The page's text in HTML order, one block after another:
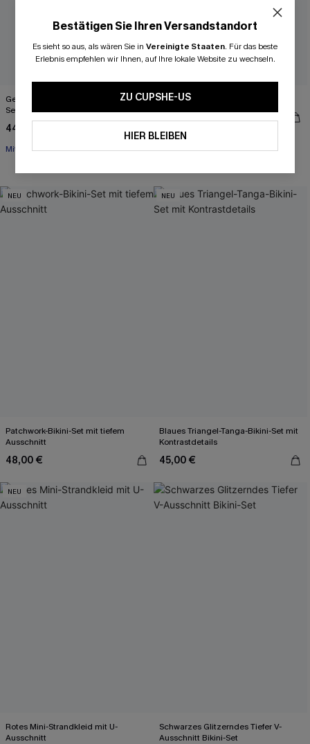
Gestreiftes V-Draht High-Waist Bikini-
Set
44,00 €
Mit Gratis-Maßband
Ärmelloser Romper mit Taillenband
NEU
Patchwork-Bikini-Set mit tiefem
Ausschnitt
48,00 €
NEU
Blaues Triangel-Tanga-Bikini-Set mit
Kontrastdetails
45,00 €
NEU
Rotes Mini-Strandkleid mit U-
Ausschnitt
Schwarzes Glitzerndes Tiefer V-
Ausschnitt Bikini-Set
Bestätigen Sie Ihren Versandstandort
Es sieht so aus, als wären Sie in Vereinigte Staaten. Für das beste
Erlebnis empfehlen wir Ihnen, auf Ihre lokale Website zu wechseln.
ZU CUPSHE-US
HIER BLEIBEN